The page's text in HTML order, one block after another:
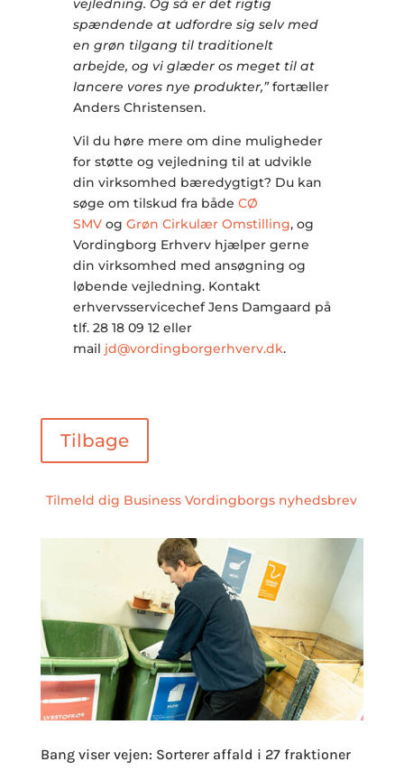
vejledning. Og så er det rigtig
spændende at udfordre sig selv med
en grøn tilgang til traditionelt
arbejde, og vi glæder os meget til at
lancere vores nye produkter,”fortæller
Anders Christensen.
Vil du høre mere om dine muligheder
for støtte og vejledning til at udvikle
din virksomhed bæredygtigt? Du kan
søge om tilskud fra både CØ
SMVog Grøn Cirkulær Omstilling, og
Vordingborg Erhverv hjælper gerne
din virksomhed med ansøgning og
løbende vejledning. Kontakt
erhvervsservicechef Jens Damgaard på
tlf. 28 18 09 12 eller
mail jd@vordingborgerhverv.dk.
Tilbage
Tilmeld dig Business Vordingborgs nyhedsbrev
Bang viser vejen: Sorterer affald i 27 fraktioner